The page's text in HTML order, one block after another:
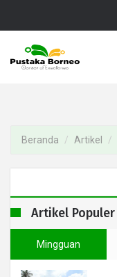
Beranda Artikel
Artikel Populer
Mingguan